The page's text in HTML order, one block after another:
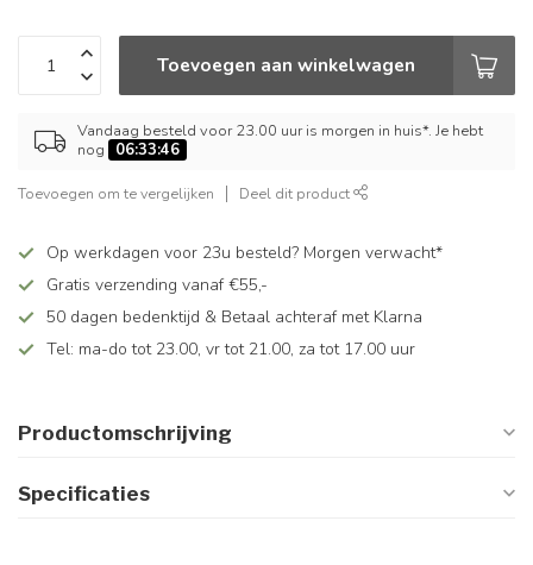
Toevoegen aan winkelwagen
Vandaag besteld voor 23.00 uur is morgen in huis*. Je hebt
nog
06:33:46
Toevoegen om te vergelijken Deel dit product
Op werkdagen voor 23u besteld? Morgen verwacht*
Gratis verzending vanaf €55,-
50 dagen bedenktijd & Betaal achteraf met Klarna
Tel: ma-do tot 23.00, vr tot 21.00, za tot 17.00 uur
Productomschrijving
Specificaties